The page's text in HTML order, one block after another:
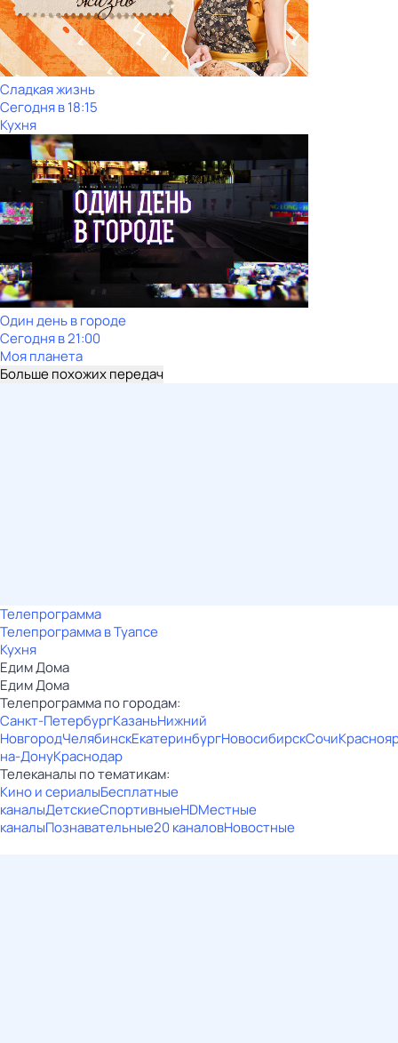
Сладкая жизнь
Сегодня в 18:15
Кухня
Один день в городе
Сегодня в 21:00
Моя планета
Больше похожих передач
Телепрограмма
Телепрограмма в Туапсе
Кухня
Едим Дома
Едим Дома
Телепрограмма по городам:
Санкт-ПетербургКазаньНижний
НовгородЧелябинскЕкатеринбургНовосибирскСочи
на-ДонуКраснодар
Телеканалы по тематикам:
Кино и сериалыБесплатные
каналыДетскиеСпортивныеHDМестные
каналыПознавательные20 каналовНовостные